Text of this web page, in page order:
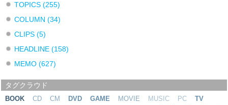
TOPICS(255)
COLUMN(34)
CLIPS(5)
HEADLINE(158)
MEMO(627)
タグクラウド
BOOK CD CM DVD GAME MOVIE MUSIC PC
TV